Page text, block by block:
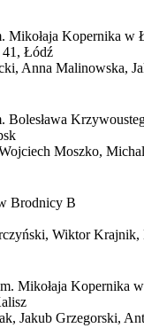
Mikołaja Kopernika w
41, Łódź
Anna Malinowska,
Bolesława
Moszko,
Brodnicy B
Wiktor
Mikołaja Kopernika
Jakub Grzegorski,